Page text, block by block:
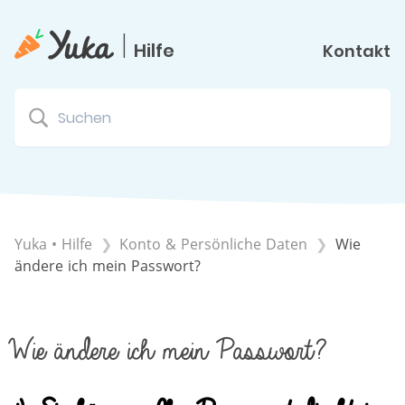
| Hilfe Kontakt
Yuka • Hilfe ​Konto & Persönliche Daten
Wie
ändere ich mein Passwort?
Wie ändere ich mein Passwort?